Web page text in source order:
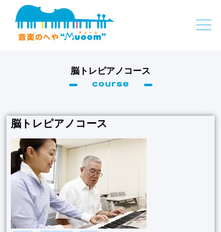
脳トレピアノコース
脳トレピアノコース